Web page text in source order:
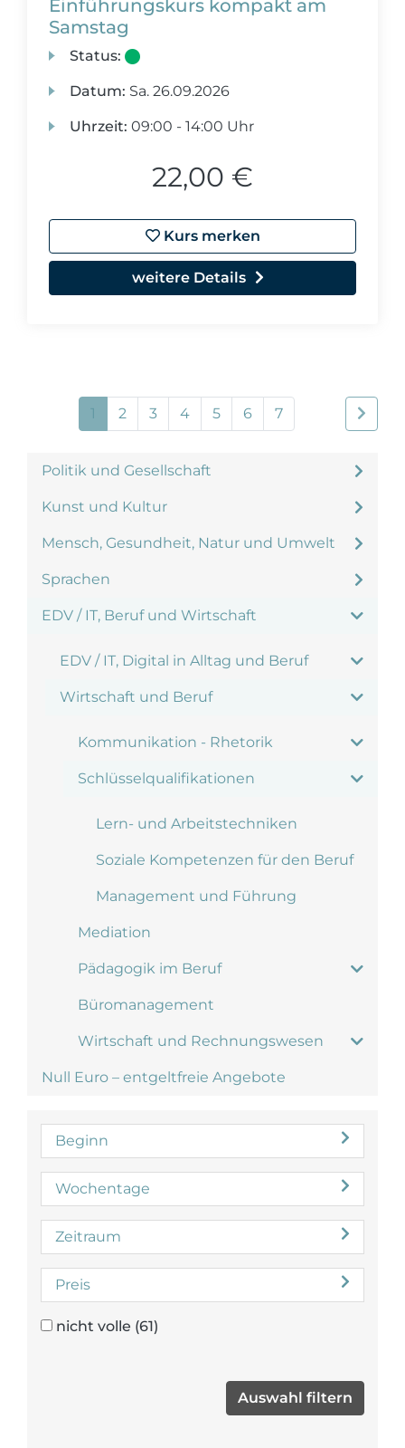
Politik und Gesellschaft
Kunst und Kultur
Mensch, Gesundheit, Natur und Umwelt
Sprachen
EDV / IT, Beruf und Wirtschaft
EDV / IT, Digital in Alltag und Beruf
Wirtschaft und Beruf
Kommunikation - Rhetorik
Schlüsselqualifikationen
Lern- und Arbeitstechniken
Soziale Kompetenzen für den Beruf
Management und Führung
Mediation
Pädagogik im Beruf
Büromanagement
Wirtschaft und Rechnungswesen
Null Euro – entgeltfreie Angebote
Beginn
Wochentage
Zeitraum
Preis
nicht volle (61)
Einführungskurs kompakt am
Samstag
Status:
Datum: Sa. 26.09.2026
Uhrzeit: 09:00 - 14:00 Uhr
22,00 €
Kurs merken
weitere Details
1 2 3 4 5 6 7